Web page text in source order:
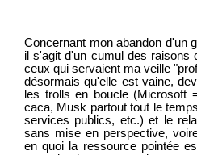
Concernant mon abandon d'un
il s'agit d'un cumul des raisons
ceux qui servaient ma veille
désormais qu'elle est vaine,
les trolls en boucle (Microsoft
caca, Musk partout tout le
services publics, etc.) et le
sans mise en perspective,
en quoi la ressource pointée